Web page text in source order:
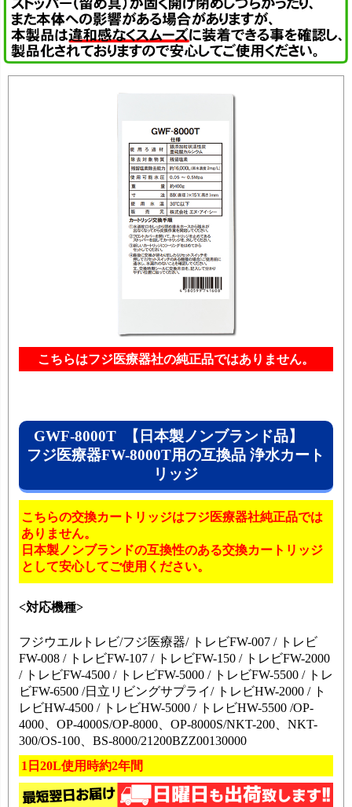
こちらはフジ医療器社の純正品ではありません。
GWF-8000T 【日本製ノンブランド品】
フジ医療器FW-8000T用の互換品 浄水カート
リッジ
こちらの交換カートリッジはフジ医療器社純正品では
ありません。
日本製ノンブランドの互換性のある交換カートリッジ
として安心してご使用ください。
<対応機種>
フジウエルトレビ/フジ医療器/ トレビFW-007 / トレビ
FW-008 / トレビFW-107 / トレビFW-150 / トレビFW-2000
/ トレビFW-4500 / トレビFW-5000 / トレビFW-5500 / トレ
ビFW-6500 /日立リビングサプライ/ トレビHW-2000 / ト
レビHW-4500 / トレビHW-5000 / トレビHW-5500 /OP-
4000、OP-4000S/OP-8000、OP-8000S/NKT-200、NKT-
300/OS-100、BS-8000/21200BZZ00130000
1日20L使用時約2年間